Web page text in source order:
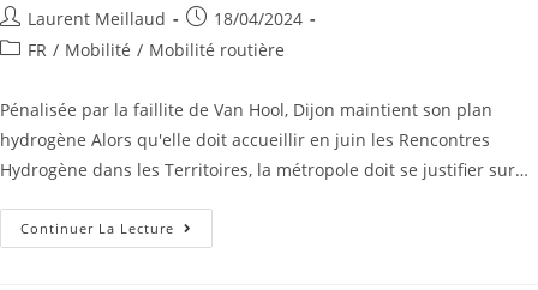
Laurent Meillaud
18/04/2024
FR / Mobilité / Mobilité routière
Pénalisée par la faillite de Van Hool, Dijon maintient son plan
hydrogène Alors qu'elle doit accueillir en juin les Rencontres
Hydrogène dans les Territoires, la métropole doit se justifier sur…
Continuer La Lecture